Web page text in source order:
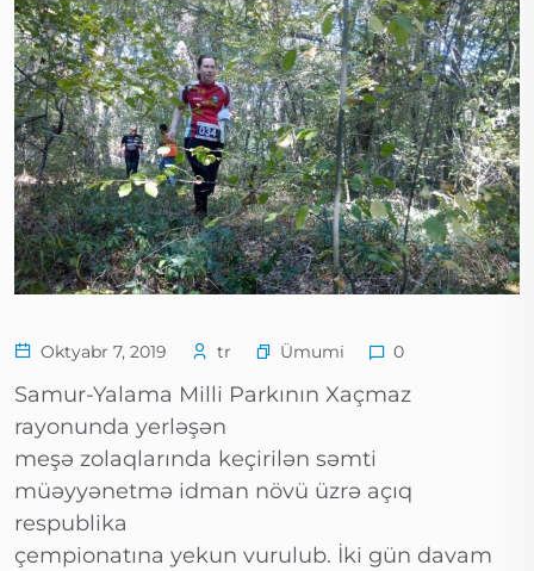
Oktyabr 7, 2019 tr Ümumi 0
Samur-Yalama Milli Parkının Xaçmaz
rayonunda yerləşən
meşə zolaqlarında keçirilən səmti
müəyyənetmə idman növü üzrə açıq
respublika
çempionatına yekun vurulub. İki gün davam